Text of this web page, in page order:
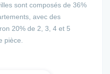
sont composés de 36%
avec des
20% de 2, 3, 4 et 5
pièce.